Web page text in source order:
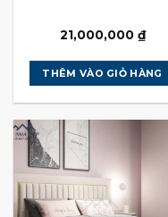
21,000,000 ₫
THÊM VÀO GIỎ HÀNG